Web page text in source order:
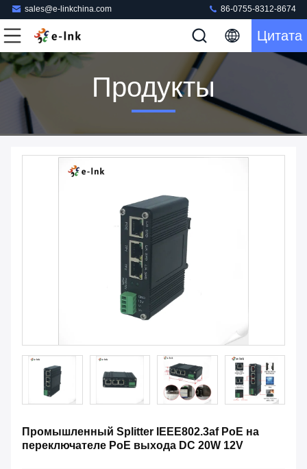
sales@e-linkchina.com 86-0755-8312-8674
Цитата
Продукты
Промышленный Splitter IEEE802.3af PoE на
переключателе PoE выхода DC 20W 12V